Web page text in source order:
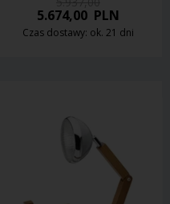
5.674,00 PLN
Czas dostawy: ok. 21 dni